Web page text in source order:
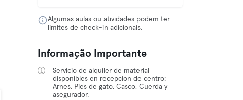
Algumas aulas ou atividades podem ter
limites de check-in adicionais.
Informação Importante
Servicio de alquiler de material
disponibles en recepcion de centro:
Arnes, Pies de gato, Casco, Cuerda y
asegurador.